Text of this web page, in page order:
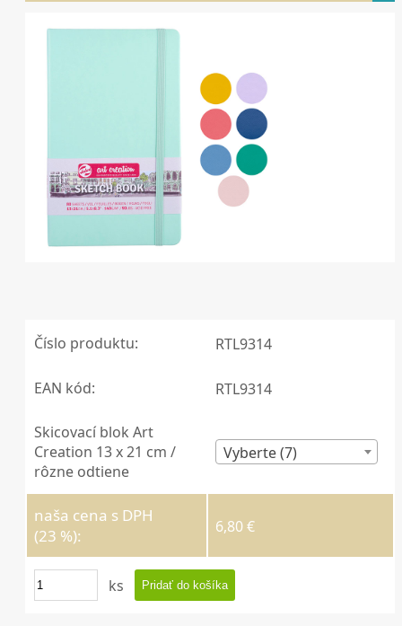
Číslo produktu: RTL9314
EAN kód: RTL9314
Skicovací blok Art
Creation 13 x 21 cm /
rôzne odtiene
Vyberte (7)
naša cena s DPH
(23 %):
6,80 €
ks